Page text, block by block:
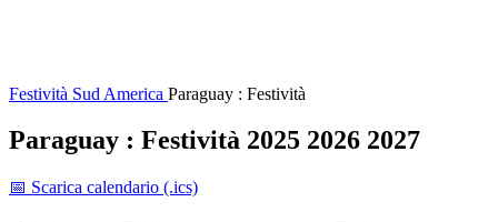
Festività Sud America Paraguay : Festività
Paraguay : Festività 2025 2026 2027
📅 Scarica calendario (.ics)